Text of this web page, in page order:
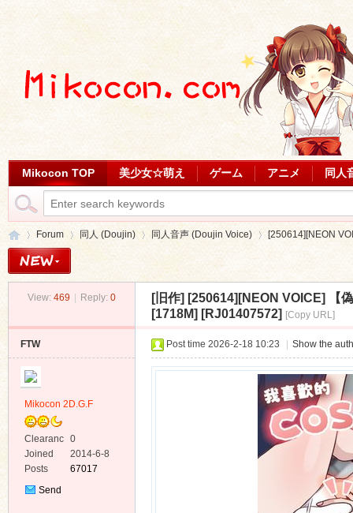
Mikocon TOP 美少女☆萌え ゲーム アニメ 同人
Forum
›
同人 (Doujin) 同人音声 (Doujin Voice)
›
[250614][NEON
View: 469 Reply: 0 [旧作] [250614][NEON VOICE] 【
[1718M] [RJ01407572] [Copy URL]
FTW
Mikocon 2D.G.F
Clearanc
e
0
Joined
2014-6-8
Posts
67017
Send
Post time 2026-2-18 10:23 Show the